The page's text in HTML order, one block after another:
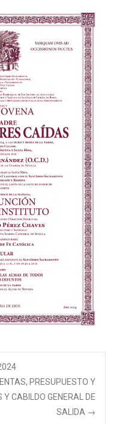
PRESUPUESTO Y
CABILDO GENERAL DE
SALIDA →